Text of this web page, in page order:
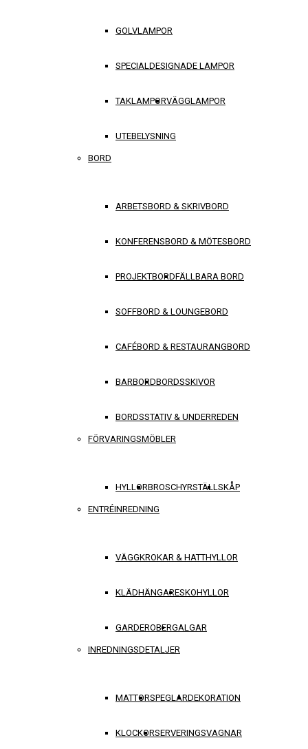
GOLVLAMPOR
SPECIALDESIGNADE LAMPOR
TAKLAMPORVÄGGLAMPOR
UTEBELYSNING
BORD
ARBETSBORD & SKRIVBORD
KONFERENSBORD & MÖTESBORD
PROJEKTBORDFÄLLBARA BORD
SOFFBORD & LOUNGEBORD
CAFÉBORD & RESTAURANGBORD
BARBORDBORDSSKIVOR
BORDSSTATIV & UNDERREDEN
FÖRVARINGSMÖBLER
HYLLORBROSCHYRSTÄLLSKÅP
ENTRÉINREDNING
VÄGGKROKAR & HATTHYLLOR
KLÄDHÄNGARESKOHYLLOR
GARDEROBERGALGAR
INREDNINGSDETALJER
MATTORSPEGLARDEKORATION
KLOCKORSERVERINGSVAGNAR